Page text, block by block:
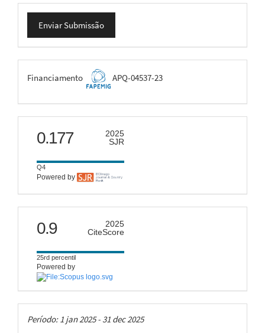
Enviar
Submissão
Enviar Submissão
FAPEMIG
Financiamento APQ-04537-23
scimago
0.177
2025
SJR
Q4
Powered by
citescore
0.9
2025
CiteScore
25rd percentil
Powered by
Taxas
Período: 1 jan 2025 - 31 dec 2025